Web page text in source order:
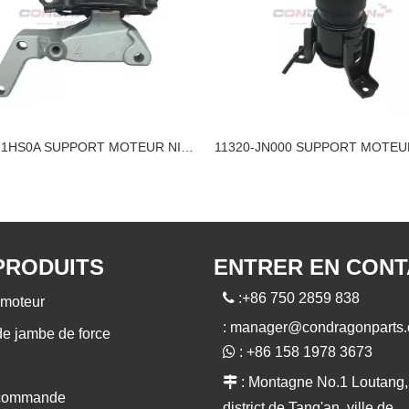
jambe de force
ENTRER EN
 :+86 750 2859 838
:
 : +86 158 1978 3673
 : Montagne No.1 Loutang,